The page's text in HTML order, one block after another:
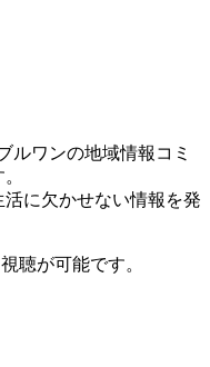
ルワンの地域情報コミ
に欠かせない情報を発
聴が可能です。